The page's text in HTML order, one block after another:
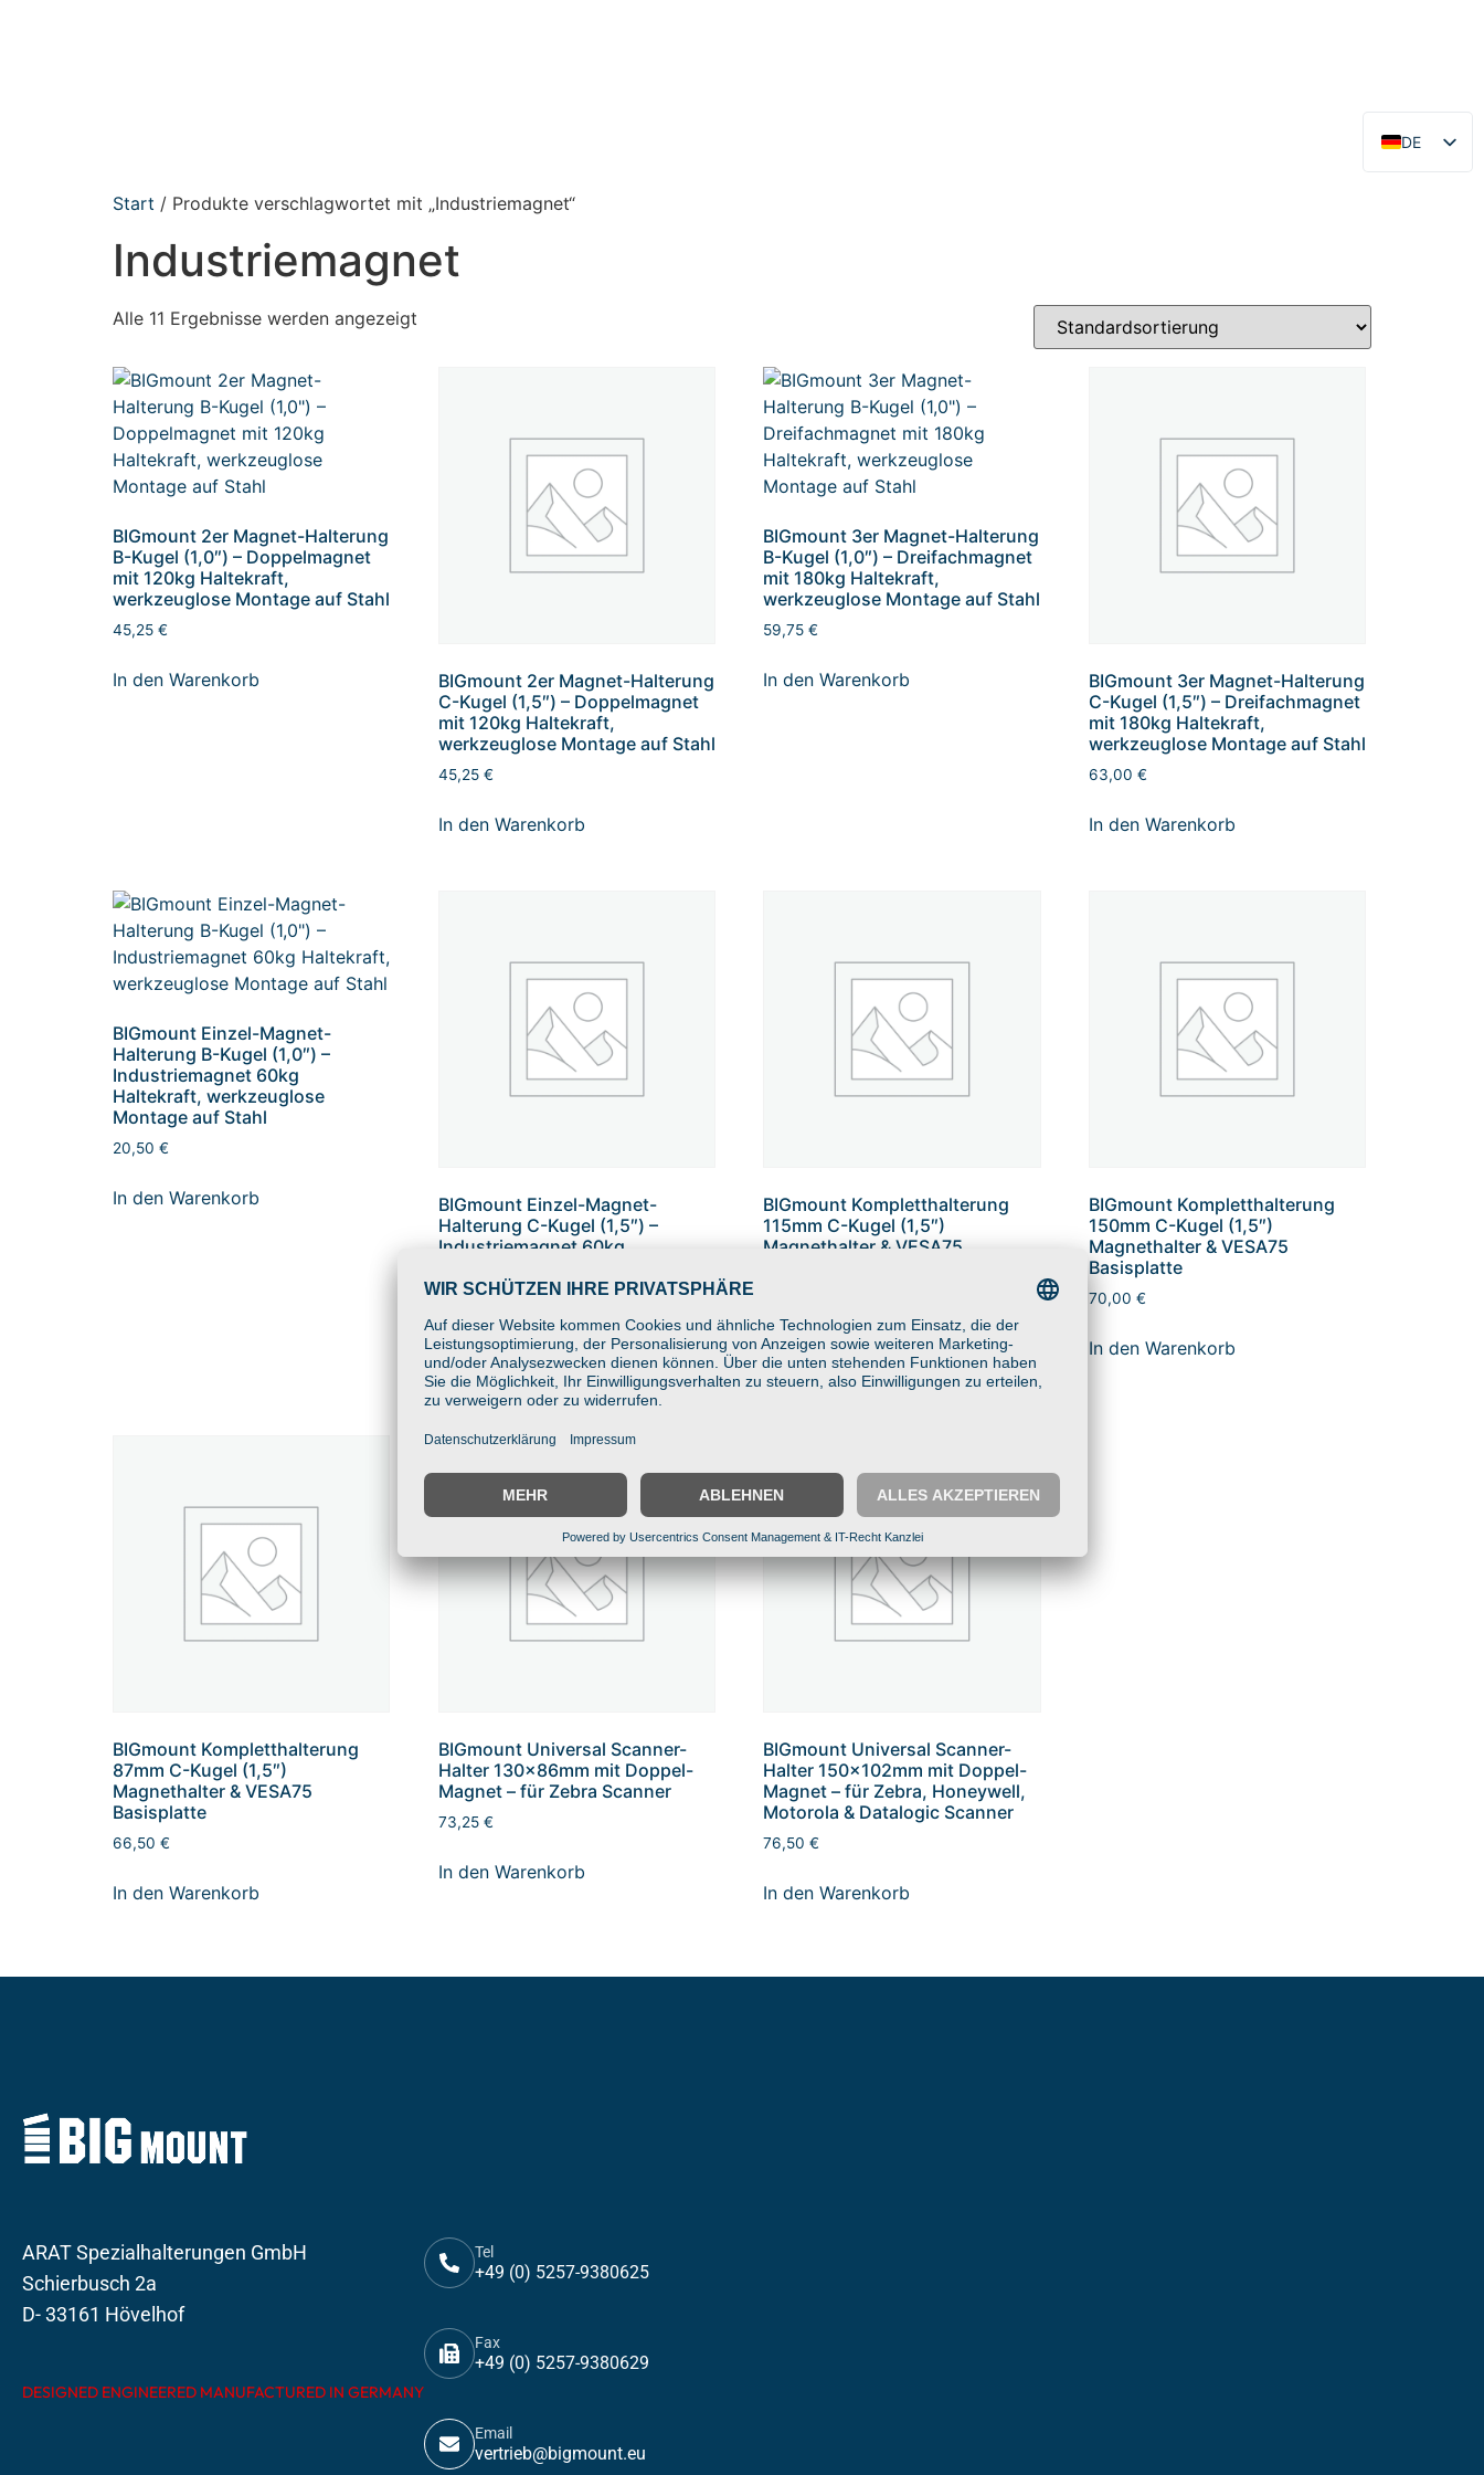
DE
EN
Start / Produkte verschlagwortet mit „Industriemagnet“
Industriemagnet
Alle 11 Ergebnisse werden angezeigt
BIGmount 2er Magnet-Halterung
B-Kugel (1,0″) – Doppelmagnet
mit 120kg Haltekraft,
werkzeuglose Montage auf Stahl
45,25 €
In den Warenkorb
BIGmount 2er Magnet-Halterung
C-Kugel (1,5″) – Doppelmagnet
mit 120kg Haltekraft,
werkzeuglose Montage auf Stahl
45,25 €
In den Warenkorb
BIGmount 3er Magnet-Halterung
B-Kugel (1,0″) – Dreifachmagnet
mit 180kg Haltekraft,
werkzeuglose Montage auf Stahl
59,75€
In den Warenkorb
BIGmount 3er Magnet-Halterung
C-Kugel (1,5″) – Dreifachmagnet
mit 180kg Haltekraft,
werkzeuglose Montage auf Stahl
63,00€
In den Warenkorb
BIGmount Einzel-Magnet-
Halterung B-Kugel (1,0″) –
Industriemagnet 60kg
Haltekraft, werkzeuglose
Montage auf Stahl
20,50 €
In den Warenkorb
BIGmount Einzel-Magnet-
Halterung C-Kugel (1,5″) –
Industriemagnet 60kg
Montage auf Stahl
23,75€
In den Warenkorb
BIGmount Kompletthalterung
115mm C-Kugel (1,5″)
Magnethalter & VESA75
In den Warenkorb
BIGmount Kompletthalterung
150mm C-Kugel (1,5″)
Magnethalter & VESA75
Basisplatte
70,00€
In den Warenkorb
BIGmount Kompletthalterung
87mm C-Kugel (1,5″)
Magnethalter & VESA75
Basisplatte
66,50 €
In den Warenkorb
BIGmount Universal Scanner-
Halter 130x86mm mit Doppel-
Magnet – für Zebra Scanner
73,25 €
In den Warenkorb
BIGmount Universal Scanner-
Halter 150x102mm mit Doppel-
Magnet – für Zebra, Honeywell,
Motorola & Datalogic Scanner
76,50€
In den Warenkorb
ARAT Spezialhalterungen GmbH
Schierbusch 2a
D- 33161 Hövelhof
DESIGNED ENGINEERED MANUFACTURED IN GERMANY
Tel
+49 (0) 5257-9380625
Fax
+49 (0) 5257-9380629
Email
vertrieb@bigmount.eu